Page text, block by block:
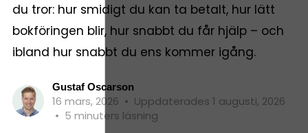
du tror: hur smidigt du kan ta betalt, hur lätt
bokföringen blir, hur snabbt du får hjälp – och
ibland hur snabbt du ens kommer igång.
Gustaf Oscarson
16 mars, 2026 • Uppdaterades 1 augusti, 2026
• 5 minuters läsning